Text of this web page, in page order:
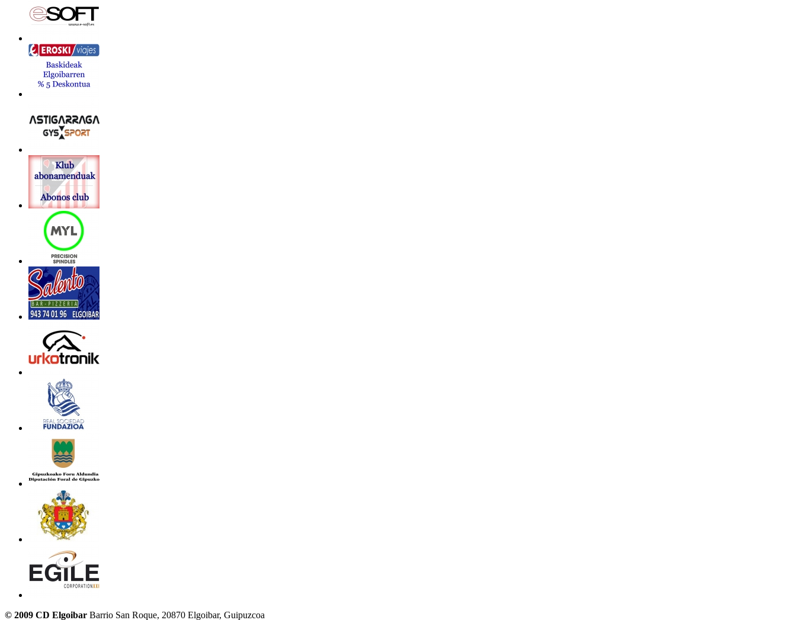
© 2009 CD Elgoibar Barrio San Roque, 20870 Elgoibar, Guipuzcoa